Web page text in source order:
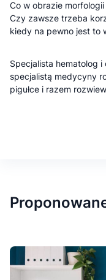
Co w obrazie
Czy zawsze trzeba
kiedy na pewno jest to
Specjalista hematolog
specjalistą medycyny
pigułce i razem